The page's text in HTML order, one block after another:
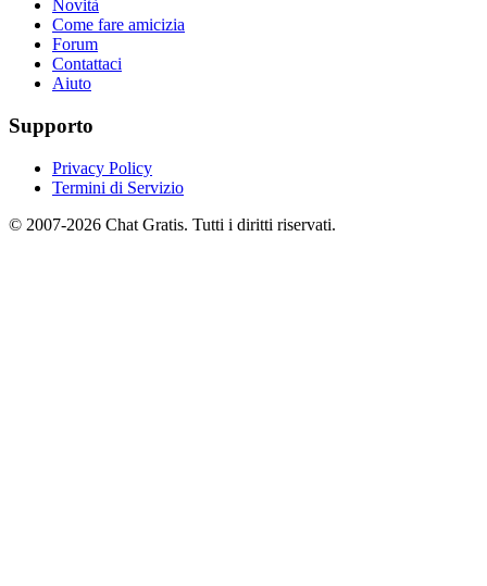
Novità
Come fare amicizia
Forum
Contattaci
Aiuto
Supporto
Privacy Policy
Termini di Servizio
© 2007-2026 Chat Gratis. Tutti i diritti riservati.